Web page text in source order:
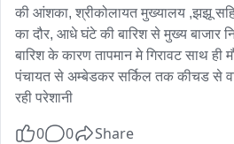
की आंशका, श्रीकोलायत मुख्यालय ,झझू
का दौर, आधे घंटे की बारिश से मुख्य बाजार
बारिश के कारण तापमान मे गिरावट साथ ही
पंचायत से अम्बेडकर सर्किल तक कीचड से
रही परेशानी
0 0 Share